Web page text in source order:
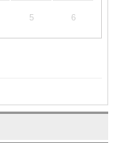
5 6